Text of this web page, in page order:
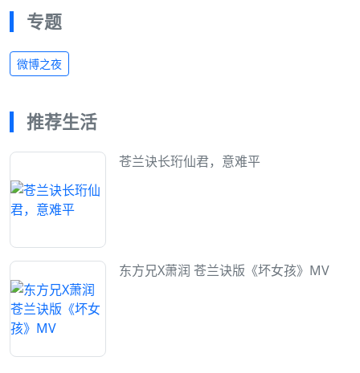
专题
微博之夜
推荐生活
苍兰诀长珩仙君，意难平
东方兄X萧润 苍兰诀版《坏女孩》MV